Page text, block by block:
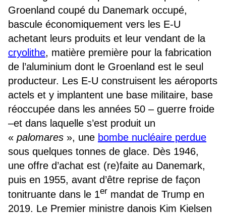
Groenland coupé du Danemark occupé,
bascule économiquement vers les E-U
achetant leurs produits et leur vendant de la
cryolithe, matière première pour la fabrication
de l’aluminium dont le Groenland est le seul
producteur. Les E-U construisent les aéroports
actels et y implantent une base militaire, base
réoccupée dans les années 50 – guerre froide
–et dans laquelle s’est produit un
« palomares », une bombe nucléaire perdue
sous quelques tonnes de glace. Dès 1946,
une offre d’achat est (re)faite au Danemark,
puis en 1955, avant d’être reprise de façon
tonitruante dans le 1er mandat de Trump en
2019. Le Premier ministre danois Kim Kielsen